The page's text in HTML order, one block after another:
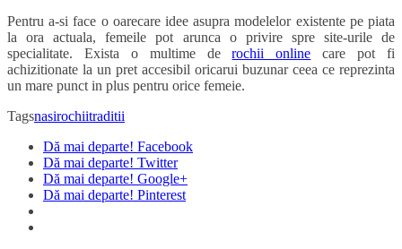
Pentru a-si face o oarecare idee asupra modelelor existente pe piata
la ora actuala, femeile pot arunca o privire spre site-urile de
specialitate. Exista o multime derochii online care pot fi
achizitionate la un pret accesibil oricarui buzunar ceea ce reprezinta
un mare punct in plus pentru orice femeie.
Tagsnasirochiitraditii
Dă mai departe! Facebook
Dă mai departe! Twitter
Dă mai departe! Google+
Dă mai departe! Pinterest